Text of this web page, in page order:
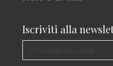
Iscriviti alla